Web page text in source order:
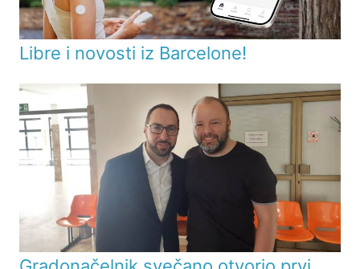
Libre i novosti iz Barcelone!